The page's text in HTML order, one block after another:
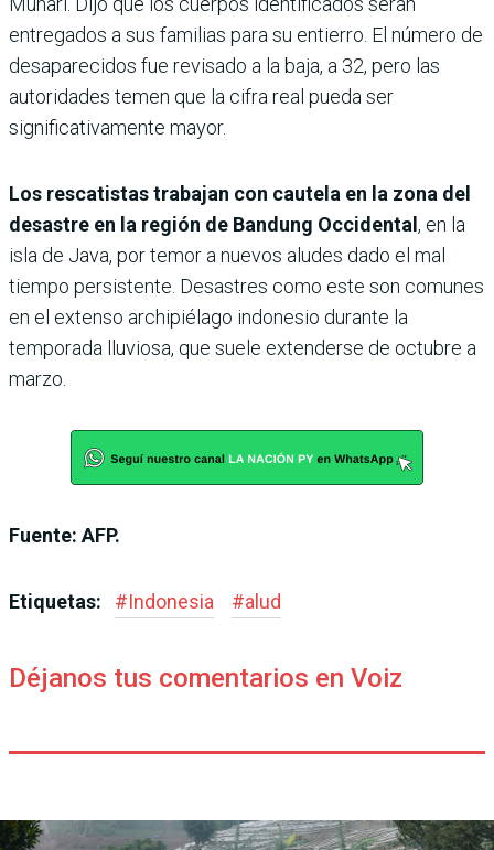
entregados a sus familias para su entierro. El número de
desaparecidos fue revisado a la baja, a 32, pero las
autoridades temen que la cifra real pueda ser
significativamente mayor.
Los rescatistas trabajan con cautela en la zona del
desastre en la región de Bandung Occidental, en la
isla de Java, por temor a nuevos aludes dado el mal
tiempo persistente. Desastres como este son comunes
en el extenso archipiélago indonesio durante la
temporada lluviosa, que suele extenderse de octubre a
marzo.
Fuente: AFP.
Etiquetas: #Indonesia #alud
Déjanos tus comentarios en Voiz